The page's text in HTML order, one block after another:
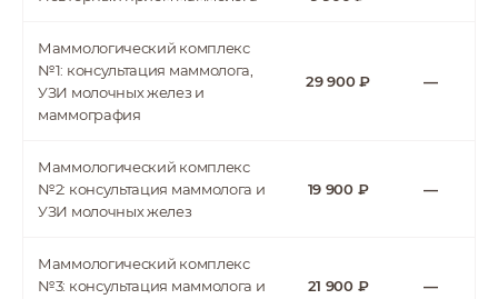
Владиславовна
Врач высшей
категории, маммолог,
врач УЗД
Дибирова Шахрузат
Маммолог, врач УЗД
Маммологический комплекс
№1: консультация маммолога,
УЗИ молочных желез и
маммография
29 900 ₽ —
Маммологический комплекс
№2: консультация маммолога и
УЗИ молочных желез
19 900 ₽ —
Маммологический комплекс
№3: консультация маммолога и
21 900 ₽ —